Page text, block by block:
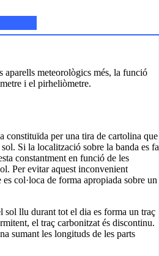
meteorològics més, la funció
i el pirheliòmetre.
constituïda per una tira de cartolina que
Si la localització sobre la banda es fa
constantment en funció de les
Per evitar aquest inconvenient
col·loca de forma apropiada sobre un
sol llu durant tot el dia es forma un traç
el traç carbonitzat és discontinu.
sumant les longituds de les parts